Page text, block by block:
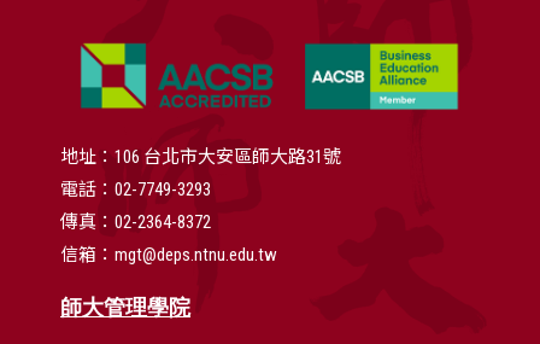
地址：106 台北市大安區師大路31號
電話：02-7749-3293
傳真：02-2364-8372
信箱：mgt@deps.ntnu.edu.tw
師大管理學院